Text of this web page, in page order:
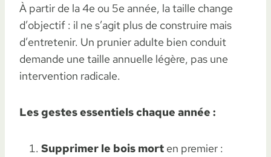
À partir de la 4e ou 5e année, la taille change
d’objectif : il ne s’agit plus de construire mais
d’entretenir. Un prunier adulte bien conduit
demande une taille annuelle légère, pas une
intervention radicale.
Les gestes essentiels chaque année :
Supprimer le bois mort en premier :